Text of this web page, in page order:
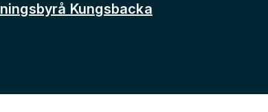
Kungsbacka